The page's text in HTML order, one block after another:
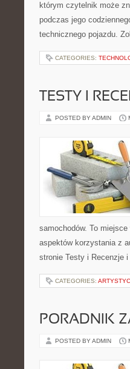
którym czytelnik może
podczas jego
technicznego pojazdu.
CATEGORIES:
TESTY I
POSTED BY ADMIN
samochodów. To
aspektów korzystania z
stronie Testy i Recenzje
CATEGORIES:
PORADNIK
POSTED BY ADMIN